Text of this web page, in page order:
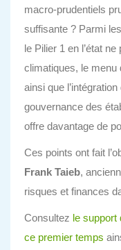
macro-prudentiels
suffisante ? Parmi
le Pilier 1 en l’état
climatiques, le menu
ainsi que
gouvernance des
offre davantage de
Ces points ont fait
Frank Taieb,
risques et finances
Consultez le support
ce premier temps